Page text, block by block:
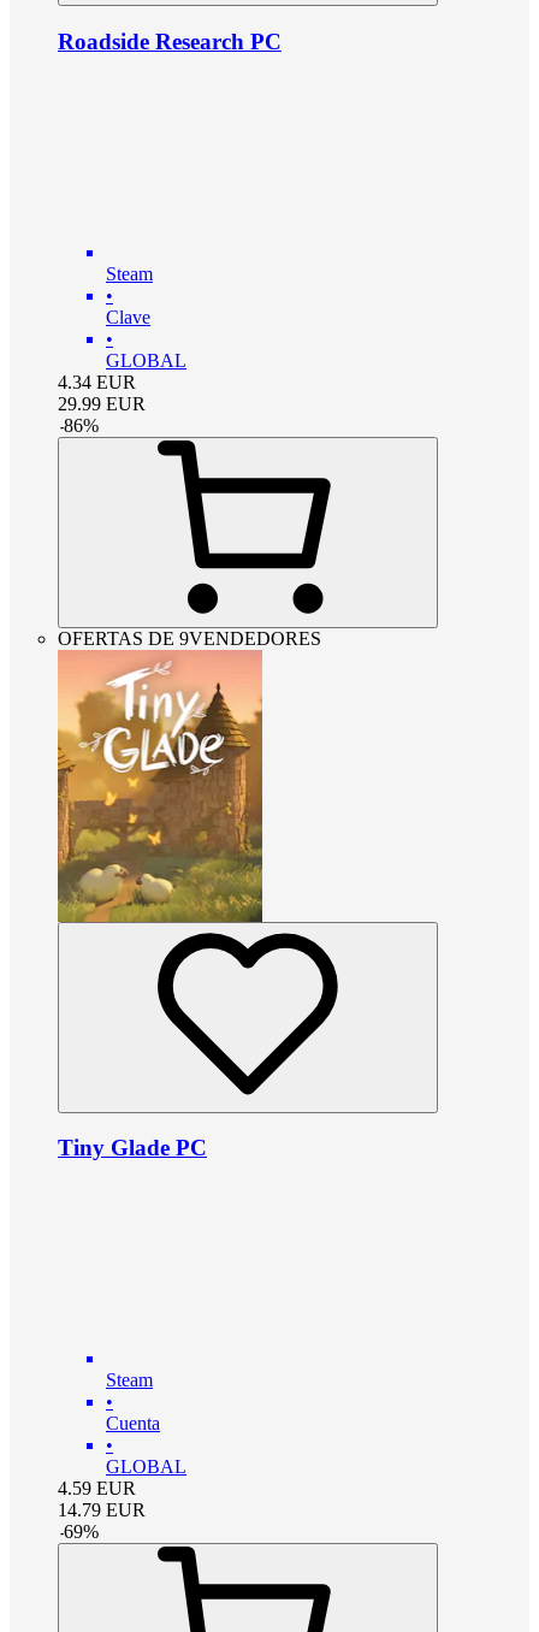
Roadside Research PC
Steam
•
Clave
•
GLOBAL
4.34 EUR
29.99 EUR
-86%
OFERTAS DE 9VENDEDORES
Tiny Glade PC
Steam
•
Cuenta
•
GLOBAL
4.59 EUR
14.79 EUR
-69%